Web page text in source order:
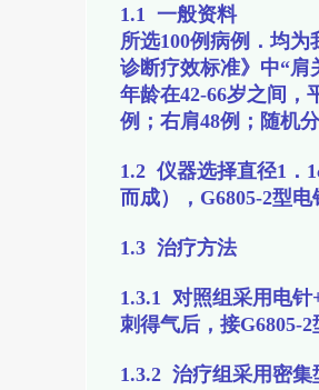
1.1 一般资料
所选100例病例．均
诊断疗效标准》中“肩
年龄在42-66岁之间，
例；右肩48例；随机
1.2 仪器选择直径1．
而成），G6805-2型
1.3 治疗方法
1.3.1 对照组采用电
刺得气后，接G6805-
1.3.2 治疗组采用密